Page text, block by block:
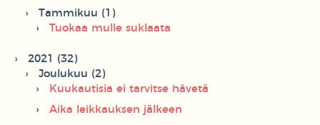
Tammikuu (1)
Tuokaa mulle suklaata
2021 (32)
Joulukuu (2)
Kuukautisia ei tarvitse hävetä
Aika leikkauksen jälkeen